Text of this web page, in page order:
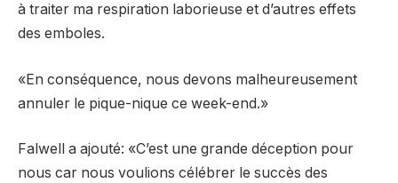
à traiter ma respiration laborieuse et d’autres effets
des emboles.
«En conséquence, nous devons malheureusement
annuler le pique-nique ce week-end.»
Falwell a ajouté: «C’est une grande déception pour
nous car nous voulions célébrer le succès des